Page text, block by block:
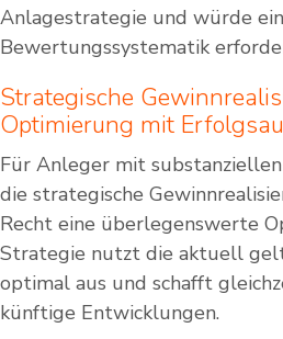
Anlagestrategie und würde
Bewertungssystematik
Strategische
Optimierung mit
Für Anleger mit
die strategische
Recht eine überlegenswerte
Strategie nutzt die aktuell
optimal aus und schafft
künftige Entwicklungen.